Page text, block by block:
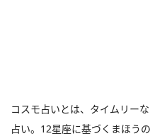
コスモ占いとは、タイムリー
占い。12星座に基づくまほう